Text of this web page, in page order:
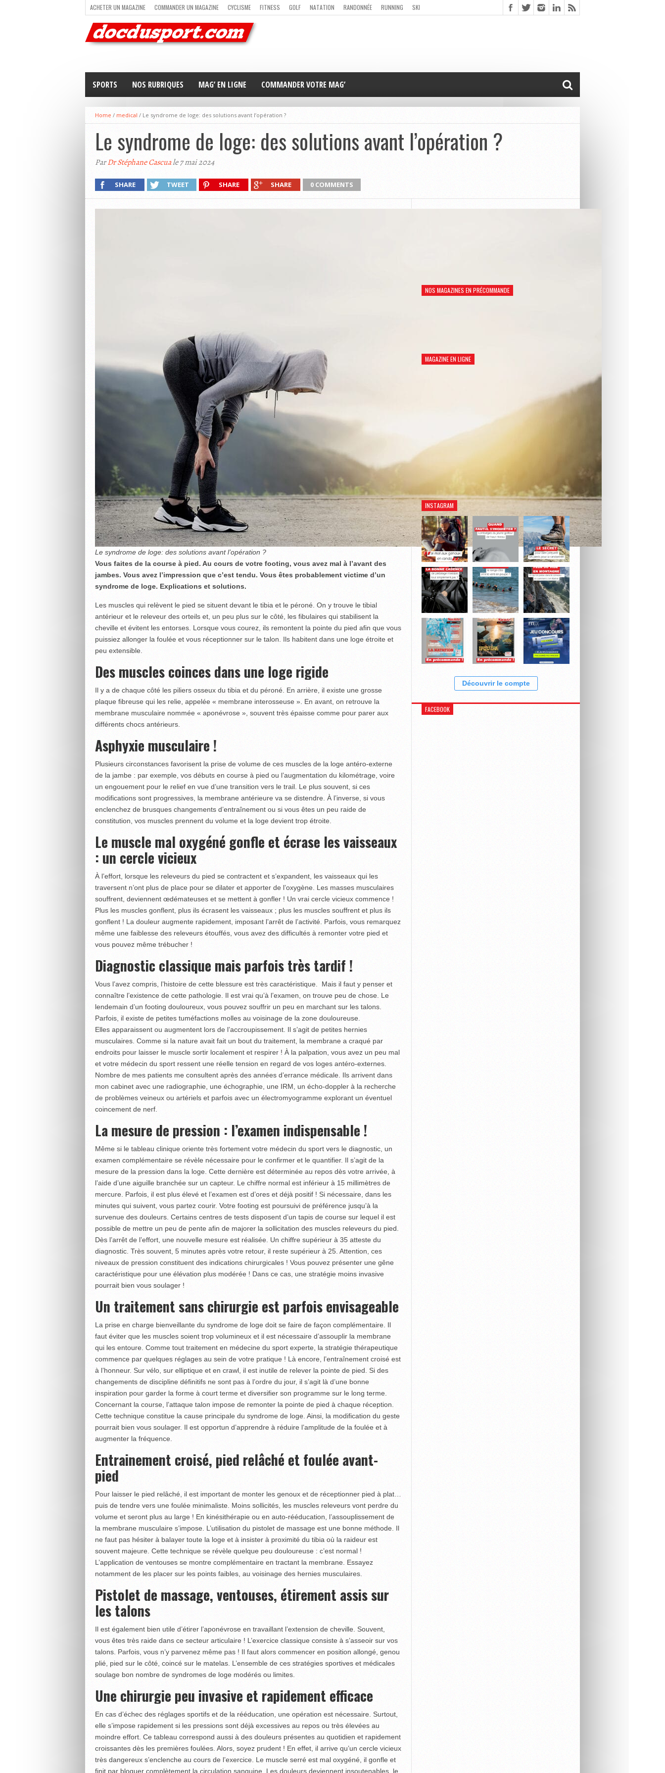
ACHETER UN MAGAZINE COMMANDER UN MAGAZINE CYCLISME FITNESS GOLF NATATION RANDONNÉE RUNNING
SKI
TRAIL RUNNING
TRIATHLON VOILE NEWSLETTER MAG’ EN LIGNE
SPORTS NOS RUBRIQUES MAG’ EN LIGNE COMMANDER VOTRE MAG’
Home / medical / Le syndrome de loge: des solutions avant l’opération ?
Le syndrome de loge: des solutions avant l’opération ?
ParDr Stéphane Cascuale 7 mai 2024
SHARE TWEET SHARE SHARE 0 COMMENTS
Le syndrome de loge: des solutions avant l’opération ?
Vous faites de la course à pied. Au cours de votre footing, vous avez mal à l’avant des
jambes. Vous avez l’impression que c’est tendu. Vous êtes probablement victime d’un
syndrome de loge. Explications et solutions.
Les muscles qui relèvent le pied se situent devant le tibia et le péroné. On y trouve le tibial
antérieur et le releveur des orteils et, un peu plus sur le côté, les fibulaires qui stabilisent la
cheville et évitent les entorses. Lorsque vous courez, ils remontent la pointe du pied afin que vous
puissiez allonger la foulée et vous réceptionner sur le talon. Ils habitent dans une loge étroite et
peu extensible.
Des muscles coinces dans une loge rigide
Il y a de chaque côté les piliers osseux du tibia et du péroné. En arrière, il existe une grosse
plaque fibreuse qui les relie, appelée « membrane interosseuse ». En avant, on retrouve la
membrane musculaire nommée « aponévrose », souvent très épaisse comme pour parer aux
différents chocs antérieurs.
Asphyxie musculaire !
Plusieurs circonstances favorisent la prise de volume de ces muscles de la loge antéro-externe
de la jambe : par exemple, vos débuts en course à pied ou l’augmentation du kilométrage, voire
un engouement pour le relief en vue d’une transition vers le trail. Le plus souvent, si ces
modifications sont progressives, la membrane antérieure va se distendre. À l’inverse, si vous
enclenchez de brusques changements d’entraînement ou si vous êtes un peu raide de
constitution, vos muscles prennent du volume et la loge devient trop étroite.
Le muscle mal oxygéné gonfle et écrase les vaisseaux
: un cercle vicieux
À l’effort, lorsque les releveurs du pied se contractent et s’expandent, les vaisseaux qui les
traversent n’ont plus de place pour se dilater et apporter de l’oxygène. Les masses muscu­laires
souffrent, deviennent œdémateuses et se mettent à gonfler ! Un vrai cercle vicieux commence !
Plus les muscles gonflent, plus ils écrasent les vaisseaux ; plus les muscles souf­frent et plus ils
gonflent ! La douleur augmente rapidement, imposant l’arrêt de l’activité. Parfois, vous remarquez
même une faiblesse des releveurs étouffés, vous avez des difficultés à remonter votre pied et
vous pouvez même trébucher !
Diagnostic classique mais parfois très tardif !
Vous l’avez compris, l’histoire de cette blessure est très caractéristique. Mais il faut y penser et
connaître l’existence de cette pathologie. Il est vrai qu’à l’examen, on trouve peu de chose. Le
lendemain d’un footing douloureux, vous pouvez souffrir un peu en marchant sur les talons.
Parfois, il existe de petites tuméfactions molles au voisinage de la zone douloureuse.
Elles apparaissent ou augmentent lors de l’accroupissement. Il s’agit de petites hernies
musculaires. Comme si la nature avait fait un bout du traitement, la membrane a craqué par
endroits pour laisser le muscle sortir localement et respirer ! À la palpa­tion, vous avez un peu mal
et votre médecin du sport ressent une réelle tension en regard de vos loges antéro-externes.
Nombre de mes patients me consultent après des années d’errance médicale. Ils arrivent dans
mon cabinet avec une radiographie, une échographie, une IRM, un écho-doppler à la recherche
de problèmes veineux ou artériels et parfois avec un électro­myogramme explorant un éventuel
coincement de nerf.
La mesure de pression : l’examen indispensable !
Même si le tableau clinique oriente très fortement votre médecin du sport vers le diagnostic, un
examen complémentaire se révèle nécessaire pour le confirmer et le quantifier. Il s’agit de la
mesure de la pression dans la loge. Cette dernière est déterminée au repos dès votre arrivée, à
l’aide d’une aiguille branchée sur un capteur. Le chiffre normal est inférieur à 15 millimètres de
mercure. Parfois, il est plus élevé et l’examen est d’ores et déjà positif ! Si nécessaire, dans les
minutes qui suivent, vous partez courir. Votre footing est poursuivi de préférence jusqu’à la
survenue des douleurs. Certains centres de tests disposent d’un tapis de course sur lequel il est
possible de mettre un peu de pente afin de majorer la sollicitation des muscles releveurs du pied.
Dès l’arrêt de l’effort, une nouvelle mesure est réalisée. Un chiffre supérieur à 35 atteste du
diagnostic. Très souvent, 5 minutes après votre retour, il reste supérieur à 25. Attention, ces
niveaux de pression constituent des indications chirur­gicales ! Vous pouvez présenter une gêne
caractéristique pour une élévation plus modérée ! Dans ce cas, une stratégie moins invasive
pourrait bien vous soulager !
Un traitement sans chirurgie est parfois envisageable
La prise en charge bienveillante du syndrome de loge doit se faire de façon complémentaire. Il
faut éviter que les muscles soient trop volumineux et il est nécessaire d’assouplir la membrane
qui les entoure. Comme tout traitement en médecine du sport experte, la stratégie thérapeutique
commence par quelques réglages au sein de votre pratique ! Là encore, l’entraînement croisé est
à l’honneur. Sur vélo, sur elliptique et en crawl, il est inutile de relever la pointe de pied. Si des
changements de discipline définitifs ne sont pas à l’ordre du jour, il s’agit là d’une bonne
inspiration pour garder la forme à court terme et diversifier son programme sur le long terme.
Concernant la course, l’attaque talon impose de remonter la pointe de pied à chaque réception.
Cette technique constitue la cause principale du syndrome de loge. Ainsi, la modification du geste
pourrait bien vous soulager. Il est opportun d’apprendre à réduire l’amplitude de la foulée et à
augmenter la fréquence.
Entrainement croisé, pied relâché et foulée avant-
pied
Pour laisser le pied relâché, il est important de monter les genoux et de réceptionner pied à plat…
puis de tendre vers une foulée minimaliste. Moins sollicités, les muscles releveurs vont perdre du
volume et seront plus au large ! En kinésithérapie ou en auto-rééducation, l’assouplissement de
la membrane muscu­laire s’impose. L’utilisation du pistolet de massage est une bonne méthode. Il
ne faut pas hésiter à balayer toute la loge et à insister à proximité du tibia où la raideur est
souvent majeure. Cette technique se révèle quelque peu douloureuse : c’est normal !
L’application de ventouses se montre complémentaire en tractant la membrane. Essayez
notamment de les placer sur les points faibles, au voisinage des hernies musculaires.
Pistolet de massage, ventouses, étirement assis sur
les talons
Il est également bien utile d’étirer l’aponévrose en travaillant l’extension de cheville. Souvent,
vous êtes très raide dans ce secteur articulaire ! L’exercice classique consiste à s’asseoir sur vos
talons. Parfois, vous n’y parvenez même pas ! Il faut alors commencer en position allongé, genou
plié, pied sur le côté, coincé sur le matelas. L’ensemble de ces stratégies sportives et médicales
soulage bon nombre de syndromes de loge modérés ou limites.
Une chirurgie peu invasive et rapidement efficace
En cas d’échec des réglages sportifs et de la rééducation, une opération est nécessaire. Surtout,
elle s’impose rapidement si les pressions sont déjà excessives au repos ou très élevées au
moindre effort. Ce tableau correspond aussi à des douleurs présentes au quotidien et rapidement
croissantes dès les premières foulées. Alors, soyez prudent ! En effet, il arrive qu’un cercle vicieux
très dangereux s’enclenche au cours de l’exercice. Le muscle serré est mal oxygéné, il gonfle et
finit par bloquer complètement la circulation sanguine. Les douleurs deviennent insoutenables, le
NOS MAGAZINES EN PRÉCOMMANDE
MAGAZINE EN LIGNE
INSTAGRAM
Découvrir le compte
FACEBOOK